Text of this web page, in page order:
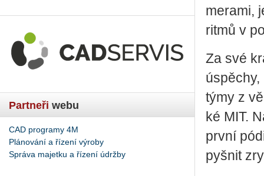
Partneři webu
CAD programy 4M
Plánování a řízení výroby
Správa majetku a řízení údržby
me­ra­mi,
rit­mů v
Za své
týmy z
ké MIT.
první
pyš­nit